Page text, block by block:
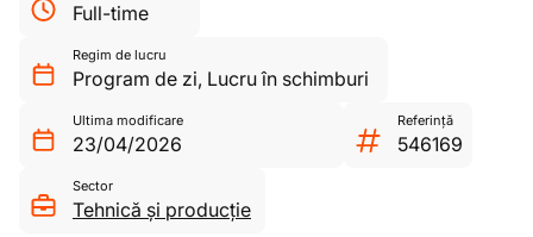
Full-time
Regim de lucru
Program de zi, Lucru în schimburi
Ultima modificare
23/04/2026
Referință
546169
Sector
Tehnică și producție